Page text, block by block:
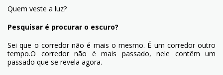
Quem veste a luz?
Pesquisar é procurar o escuro?
Sei que o corredor não é mais o mesmo. É um corredor outro
tempo.O corredor não é mais passado, nele contêm um
passado que se revela agora.